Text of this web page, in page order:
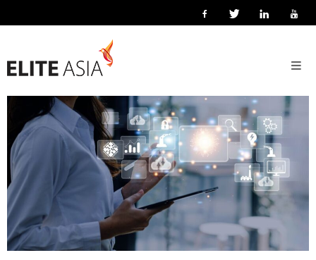
11 Jun 2018Posted byeliteasia
MS
Utama
Elite
Asia
Aktiviti
Syarikat